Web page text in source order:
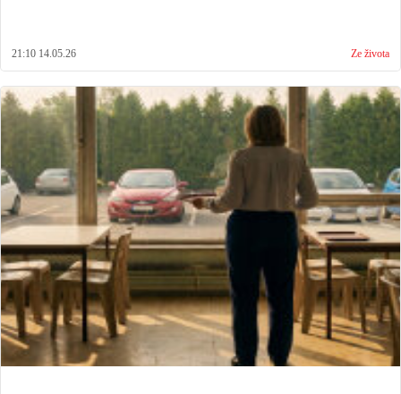
21:10 14.05.26 Ze života